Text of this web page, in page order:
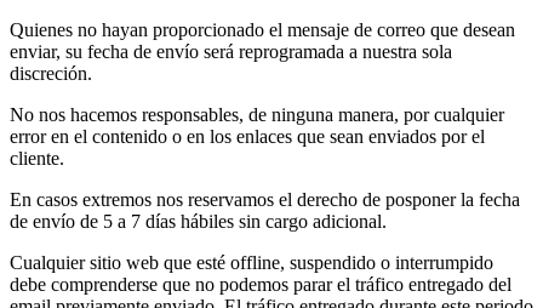
Quienes no hayan proporcionado el mensaje de correo que desean
enviar, su fecha de envío será reprogramada a nuestra sola
discreción.
No nos hacemos responsables, de ninguna manera, por cualquier
error en el contenido o en los enlaces que sean enviados por el
cliente.
En casos extremos nos reservamos el derecho de posponer la fecha
de envío de 5 a 7 días hábiles sin cargo adicional.
Cualquier sitio web que esté offline, suspendido o interrumpido
debe comprenderse que no podemos parar el tráfico entregado del